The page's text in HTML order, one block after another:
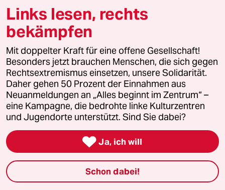
taz frisch
taz zahl ich
taz lab Infobrief
Veranstaltungen
Demnächst
Vor Ort
Live im Stream
Links lesen, rechts
bekämpfen
Mit doppelter Kraft für eine offene Gesellschaft!
Besonders jetzt brauchen Menschen, die sich gegen
Rechtsextremismus einsetzen, unsere Solidarität.
Daher gehen 50 Prozent der Einnahmen aus
Neuanmeldungen an „Alles beginnt im Zentrum“ –
eine Kampagne, die bedrohte linke Kulturzentren
und Jugendorte unterstützt. Sind Sie dabei?
 Ja, ich will
Schon dabei!